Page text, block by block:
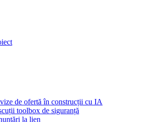
de ofertă în construcții cu IA
toolbox de siguranță
la lien